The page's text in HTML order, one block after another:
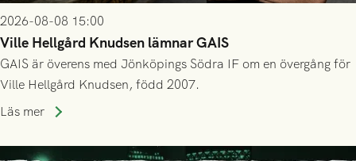
2026-08-08 15:00
Ville Hellgård Knudsen lämnar GAIS
GAIS är överens med Jönköpings Södra IF om en övergång för
Ville Hellgård Knudsen, född 2007.
Läs mer